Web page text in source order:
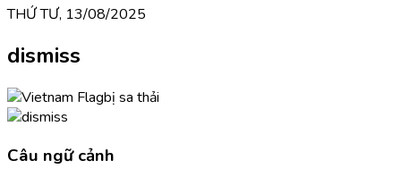
THỨ TƯ, 13/08/2025
dismiss
bị sa thải
Câu ngữ cảnh